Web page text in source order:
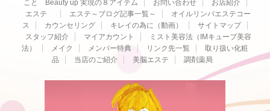
こと Beauty up 実現の８アイテム
お問い合わせ
お店紹介
エステ
エステ～ブログ記事一覧～
オイルリンパエステコー
ス
カウンセリング キレイの為に（動画）
サイトマップ
スタッフ紹介
マイアカウント
ミスト美容法（IMキューブ美容
法）
メイク メンバー特典 リンク先一覧
取り扱い化粧
品
当店のご紹介 美脳エステ 調剤薬局